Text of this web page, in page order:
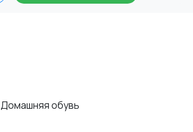
Домашняя обувь